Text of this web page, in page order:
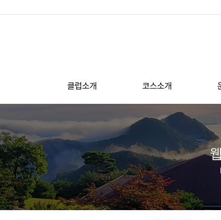
클럽소개 코스소개